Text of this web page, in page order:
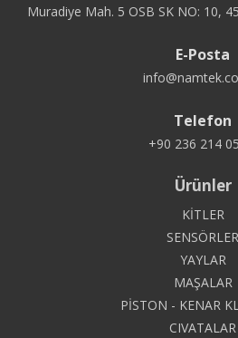
Muradiye Mah. 5 OSB SK NO: 10,
E-Posta
Telefon
+90 236 214
Ürünler
KİTLER
SENSÖRLER
YAYLAR
MAŞALAR
PİSTON - KENAR
CIVATALAR